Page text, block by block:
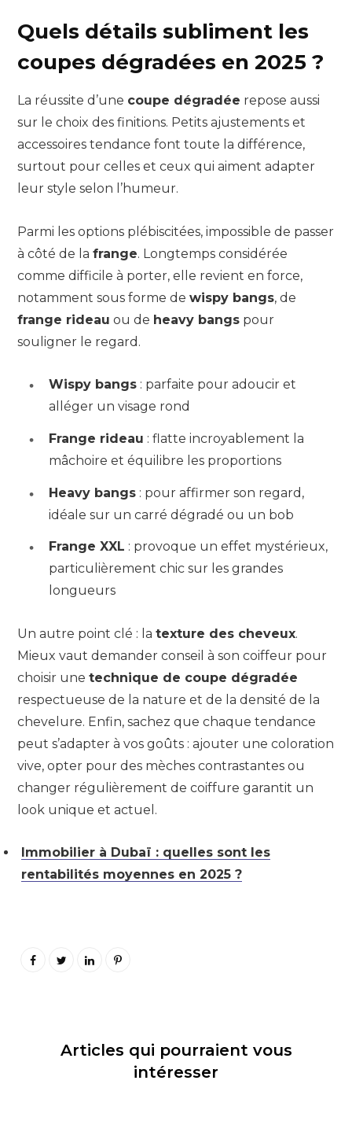
Quels détails subliment les
coupes dégradées en 2025 ?
La réussite d’une coupe dégradée repose aussi
sur le choix des finitions. Petits ajustements et
accessoires tendance font toute la différence,
surtout pour celles et ceux qui aiment adapter
leur style selon l’humeur.
Parmi les options plébiscitées, impossible de passer
à côté de la frange. Longtemps considérée
comme difficile à porter, elle revient en force,
notamment sous forme de wispy bangs, de
frange rideau ou de heavy bangs pour
souligner le regard.
Wispy bangs : parfaite pour adoucir et
alléger un visage rond
Frange rideau : flatte incroyablement la
mâchoire et équilibre les proportions
Heavy bangs : pour affirmer son regard,
idéale sur un carré dégradé ou un bob
Frange XXL : provoque un effet mystérieux,
particulièrement chic sur les grandes
longueurs
Un autre point clé : la texture des cheveux.
Mieux vaut demander conseil à son coiffeur pour
choisir une technique de coupe dégradée
respectueuse de la nature et de la densité de la
chevelure. Enfin, sachez que chaque tendance
peut s’adapter à vos goûts : ajouter une coloration
vive, opter pour des mèches contrastantes ou
changer régulièrement de coiffure garantit un
look unique et actuel.
Immobilier à Dubaï : quelles sont les
rentabilités moyennes en 2025 ?
Articles qui pourraient vous
intéresser